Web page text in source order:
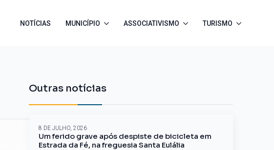
NOTÍCIAS MUNICÍPIO ASSOCIATIVISMO TURISMO
Outras notícias
Um ferido grave após despiste de bicicleta em
Estrada da Fé, na freguesia Santa Eulália
8 DE JULHO, 2026